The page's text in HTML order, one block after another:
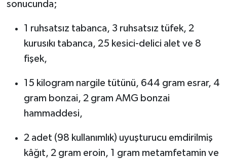
sonucunda;
1 ruhsatsız tabanca, 3 ruhsatsız tüfek, 2
kurusıkı tabanca, 25 kesici-delici alet ve 8
fişek,
15 kilogram nargile tütünü, 644 gram esrar, 4
gram bonzai, 2 gram AMG bonzai
hammaddesi,
2 adet (98 kullanımlık) uyuşturucu emdirilmiş
kâğıt, 2 gram eroin, 1 gram metamfetamin ve